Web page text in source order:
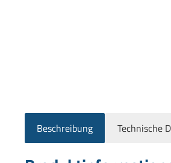
Beschreibung Technische